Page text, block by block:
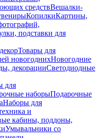
средствВешалки-
КопилкиКартины,
подставки для
Товары для
новогоднихНовогодние
декорацииСветодиодные
для
наборыПодарочные
Наборы для
и
кабины, поддоны,
Умывальники со